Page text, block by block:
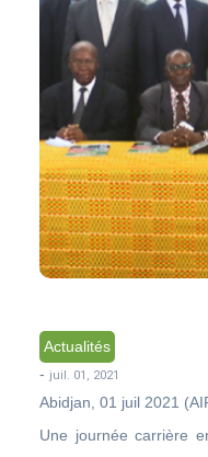
Actualités
- juil. 01, 2021
Abidjan, 01 juil 2021
Une journée carrière